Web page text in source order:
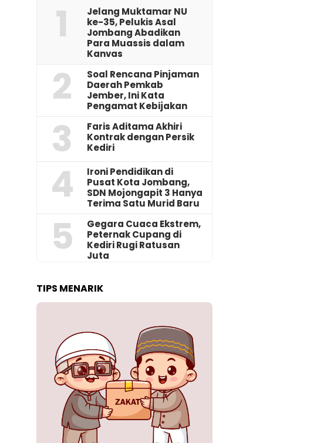
1
Jelang Muktamar NU
ke-35, Pelukis Asal
Jombang Abadikan
Para Muassis dalam
Kanvas
2
‎Soal Rencana Pinjaman
Daerah Pemkab
Jember, Ini Kata
Pengamat Kebijakan ‎
3
Faris Aditama Akhiri
Kontrak dengan Persik
Kediri
4
Ironi Pendidikan di
Pusat Kota Jombang,
SDN Mojongapit 3 Hanya
Terima Satu Murid Baru
5
‎Gegara Cuaca Ekstrem,
Peternak Cupang di
Kediri Rugi Ratusan
Juta
TIPS MENARIK